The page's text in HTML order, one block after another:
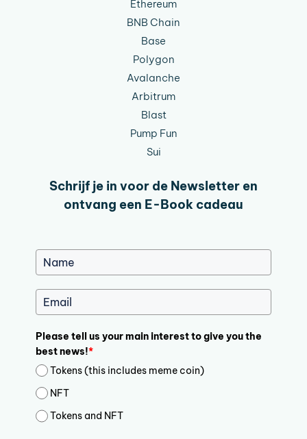
Ethereum
BNB Chain
Base
Polygon
Avalanche
Arbitrum
Blast
Pump Fun
Sui
Schrijf je in voor de Newsletter en
ontvang een E-Book cadeau
Please tell us your main interest to give you the
best news!*
Tokens (this includes meme coin)
NFT
Tokens and NFT